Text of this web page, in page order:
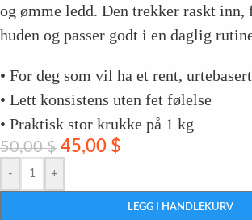
og ømme ledd. Den trekker raskt inn,
huden og passer godt i en daglig
• For deg som vil ha et rent,
• Lett konsistens uten fet følelse
• Praktisk stor krukke på 1 kg
50,00$ 45,00 $
- +
LEGG I HANDLEKURV